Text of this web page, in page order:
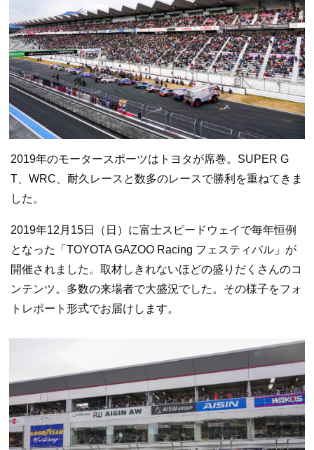
2019年のモータースポーツはトヨタが席巻。SUPER G
T、WRC、耐久レースと数多のレースで勝利を重ねてきま
した。
2019年12月15日（日）に富士スピードウェイで毎年恒例
となった「TOYOTA GAZOO Racing フェスティバル」が
開催されました。取材しきれないほどの盛りだくさんのコ
ンテンツ。多数の来場者で大盛況でした。その様子をフォ
トレポート形式でお届けします。